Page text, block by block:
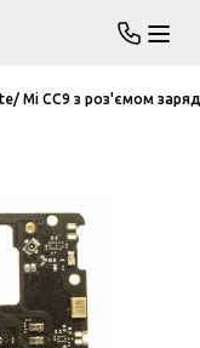
Mi CC9 з роз'ємом